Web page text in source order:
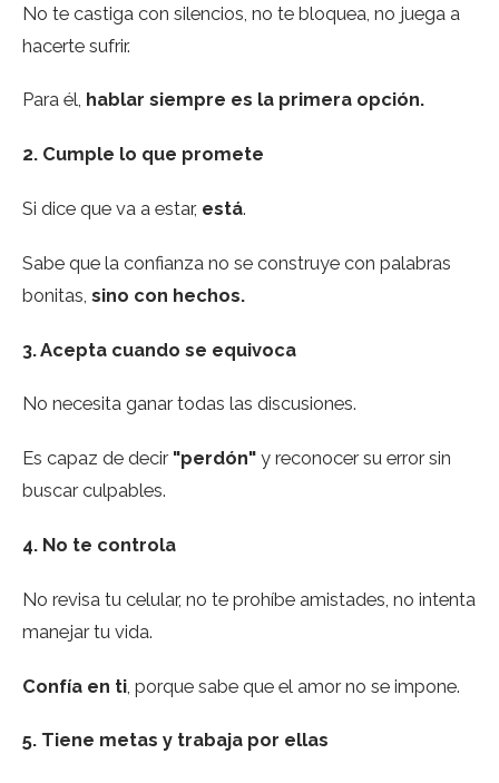
No te castiga con silencios, no te bloquea, no juega a
hacerte sufrir.
Para él, hablar siempre es la primera opción.
2. Cumple lo que promete
Si dice que va a estar, está.
Sabe que la confianza no se construye con palabras
bonitas, sino con hechos.
3. Acepta cuando se equivoca
No necesita ganar todas las discusiones.
Es capaz de decir "perdón" y reconocer su error sin
buscar culpables.
4. No te controla
No revisa tu celular, no te prohíbe amistades, no intenta
manejar tu vida.
Confía en ti , porque sabe que el amor no se impone.
5. Tiene metas y trabaja por ellas